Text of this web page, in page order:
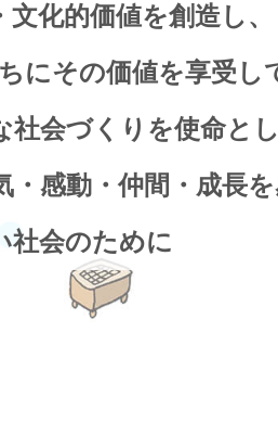
化的価値を創造し、
にその価値を享受し
会づくりを使命とし
感動・仲間・成長
社会のために